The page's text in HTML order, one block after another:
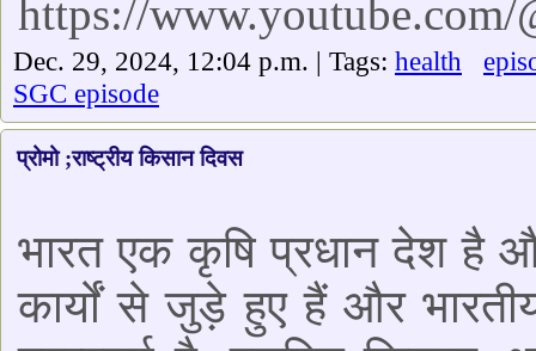
https://www.youtube.com/
Dec. 29, 2024, 12:04 p.m. | Tags: health
SGC episode
प्रोमो ;राष्ट्रीय किसान दिवस
भारत एक कृषि प्रधान देश है
कार्यों से जुड़े हुए हैं और